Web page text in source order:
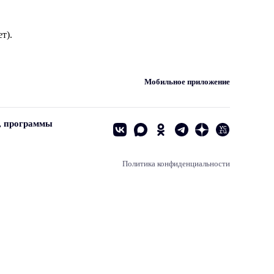
Мобильное приложение
программы
Политика конфиденциальности